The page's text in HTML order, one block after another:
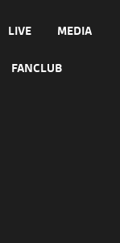
LIVE MEDIA
FANCLUB